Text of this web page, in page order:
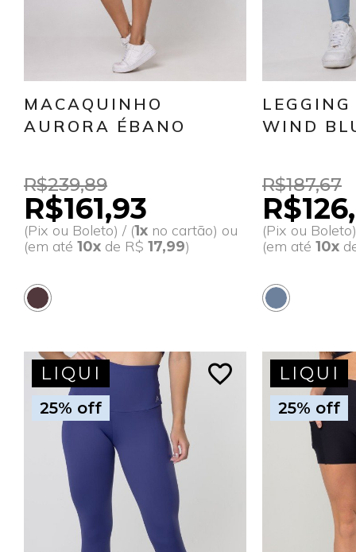
MACAQUINHO
AURORA ÉBANO
R$239,89
R$161,93
(Pix ou Boleto) / (1x no cartão) ou
(em até 10x de R$ 17,99)
WIND
R$187,67
(Pix ou
(em até 10x
LIQUI
25% off
favorite_border LIQUI
25% off